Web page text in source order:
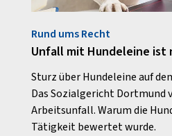
Rund ums Recht
Unfall mit Hundeleine
Sturz über Hundeleine auf
Das Sozialgericht Dortmund
Arbeitsunfall. Warum die
Tätigkeit bewertet wurde.